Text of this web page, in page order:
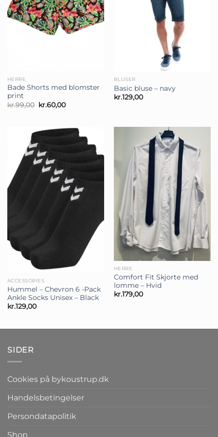
HERRE
Bade Shorts med blomster
print
kr.99,00 Den
oprindelige
kr.99,00.
kr.60,00Den
kr.60,00.
BLUSER
Basic bluse – navy
kr.129,00
ACCESSORIES
Hummel – Chevron 6 -Pack
Ankle Socks Unisex – Black
kr.129,00
HERRE
Comfort Fit Skjorte med
lomme – Hvid
kr.179,00
SIDER
Cookies på bykoustrup.dk
Handelsbetingelser
Persondatapolitik
Shop